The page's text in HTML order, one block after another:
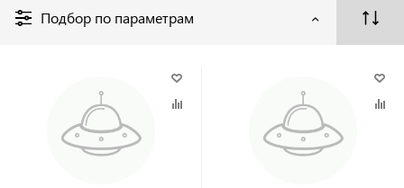
Подбор по параметрам